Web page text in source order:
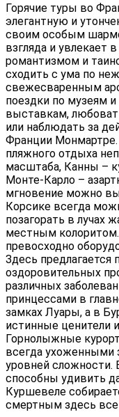
Горячие туры во
элегантную и
своим особым
взгляда и увлекает
романтизмом и
сходить с ума по
свежесваренным
поездки по музеям
выставкам,
или наблюдать за
Франции
пляжного отдыха
масштаба, Канны –
Монте-Карло –
мгновение можно
Корсике всегда
позагорать в лучах
местным
превосходно
Здесь предлагается
оздоровительных
различных
принцессами в
замках Луары, а в
истинные ценители
Горнолыжные
всегда ухоженными
уровней
способны удивить
Куршевеле
смертным здесь